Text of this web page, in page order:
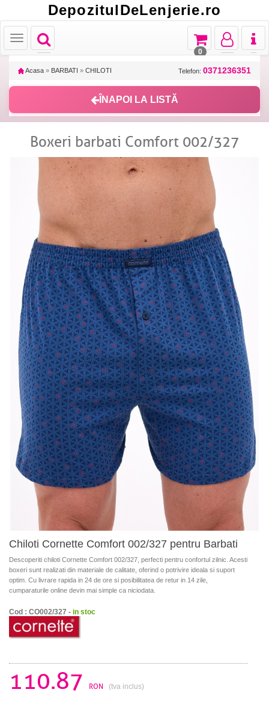
DepozitulDeLenjerie.ro
Toggle
navigation
Toggle
Toggle
navigation
Toggle
navigation
Toggle
navigation
0
Acasa » BARBATI » CHILOTI Telefon: 0371236351
ÎNAPOI LA LISTĂ
Boxeri barbati Comfort 002/327
Chiloti Cornette Comfort 002/327 pentru Barbati
Descoperiti chiloti Cornette Comfort 002/327, perfecti pentru confortul zilnic. Acesti
boxeri sunt realizati din materiale de calitate, oferind o potrivire ideala si suport
optim. Cu livrare rapida in 24 de ore si posibilitatea de retur in 14 zile,
cumparaturile online devin mai simple ca niciodata.
Cod : CO002/327 - in stoc
110.87 RON (tva inclus)